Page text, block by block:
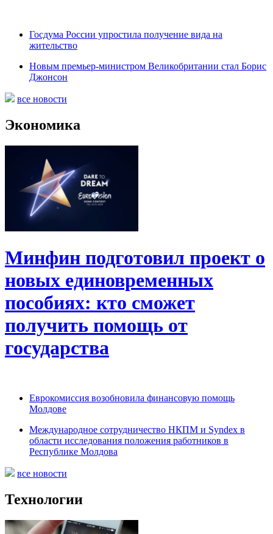
Госдума России упростила получение вида на
жительство
Новым премьер-министром Великобритании стал Борис
Джонсон
все новости
Экономика
Минфин подготовил проект о
новых единовременных
пособиях: кто сможет
получить помощь от
государства
Еврокомиссия возобновила финансовую помощь
Молдове
Международное сотрудничество НКПМ и Syndex в
области исследования положения работников в
Республике Молдова
все новости
Технологии